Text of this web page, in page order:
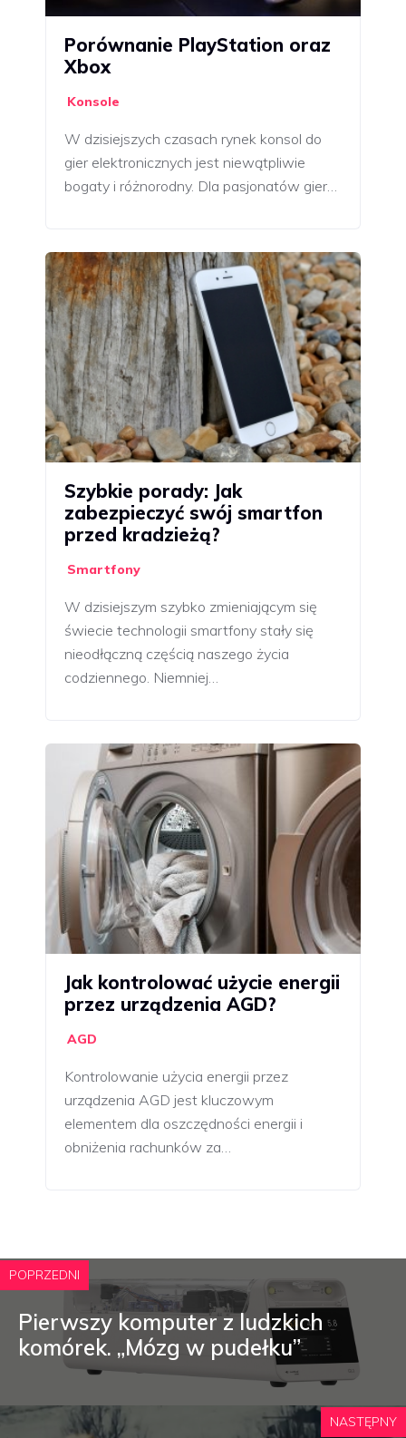
Porównanie PlayStation oraz
Xbox
Konsole
W dzisiejszych czasach rynek konsol do
gier elektronicznych jest niewątpliwie
bogaty i różnorodny. Dla pasjonatów gier…
Szybkie porady: Jak
zabezpieczyć swój smartfon
przed kradzieżą?
Smartfony
W dzisiejszym szybko zmieniającym się
świecie technologii smartfony stały się
nieodłączną częścią naszego życia
codziennego. Niemniej…
Jak kontrolować użycie energii
przez urządzenia AGD?
AGD
Kontrolowanie użycia energii przez
urządzenia AGD jest kluczowym
elementem dla oszczędności energii i
obniżenia rachunków za…
POPRZEDNI
Pierwszy komputer z ludzkich
komórek. „Mózg w pudełku”
NASTĘPNY